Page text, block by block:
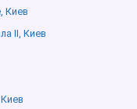
Киев
ІІ, Киев